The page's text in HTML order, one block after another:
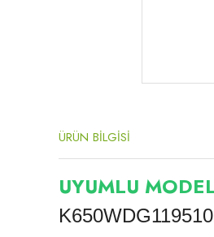
ÜRÜN BİLGİSİ
UYUMLU